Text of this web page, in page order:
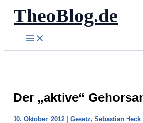
Zum
Inhalt
springen
TheoBlog.de
Der „aktive“
10. Oktober, 2012 | Gesetz, Sebastian Heck